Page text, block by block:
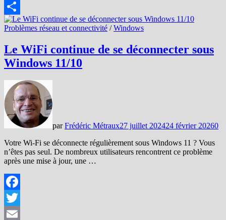
LinkedIn
Partager
Problèmes réseau et connectivité /Windows
Le WiFi continue de se déconnecter sous
Windows 11/10
parFrédéric Métraux27 juillet 202424 février 20260
Votre Wi-Fi se déconnecte régulièrement sous Windows 11 ? Vous
n’êtes pas seul. De nombreux utilisateurs rencontrent ce problème
après une mise à jour, une …
Facebook
Twitter